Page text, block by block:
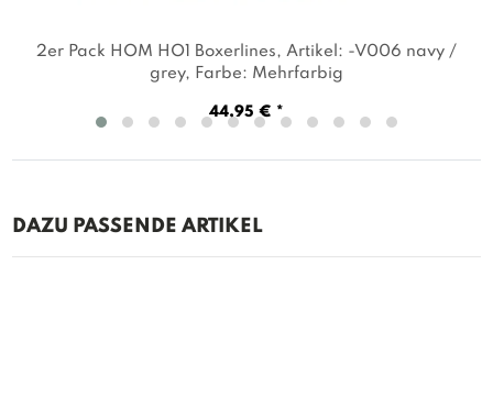
2er Pack HOM HO1 Boxerlines, Artikel: -V006 navy /
grey, Farbe: Mehrfarbig
44,95 € *
DAZU PASSENDE ARTIKEL